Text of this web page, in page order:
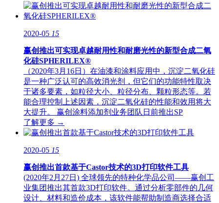
2020-05 15
赢创推出可实现卓越耐用性和耐磨光性的新型合成二氧
化硅SPHERILEX®
（2020年3月16日）在油漆和涂料应用中，沉淀二氧化硅
是一种广泛认可的高效消光剂，但它们的功能特性取决
于诸多要素，如粒径大小、粒径分布、颗粒形态等。若
能合理控制上述因素，沉淀二氧化硅的性能和效用将大
大提升。 赢创涂料添加剂业务团队日前推出SP
了解更多 →
2020-05 15
赢创推出首款基于Castor技术的3D打印软件工具
(2020年2月27日) 全球领先的特种化学品公司——赢创工
业集团推出其首款3D打印软件。通过分析零部件的几何
设计、材料和造价成本，该软件能帮助制造商选择合适